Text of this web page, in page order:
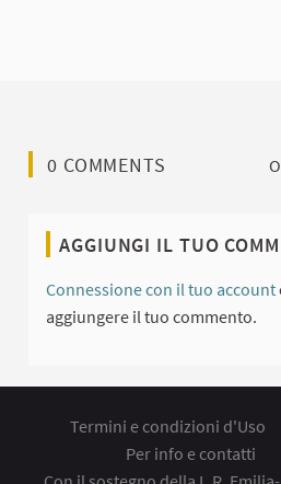
0 COMMENTS
AGGIUNGI IL TUO
Connessione con il tuo account
aggiungere il tuo commento.
Termini e condizioni d'Uso
Per info e contatti